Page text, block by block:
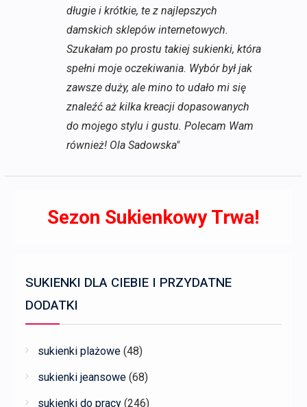
długie i krótkie, te z najlepszych
damskich sklepów internetowych.
Szukałam po prostu takiej sukienki, która
spełni moje oczekiwania. Wybór był jak
zawsze duży, ale mino to udało mi się
znaleźć aż kilka kreacji dopasowanych
do mojego stylu i gustu. Polecam Wam
również! Ola Sadowska"
Sezon Sukienkowy Trwa!
SUKIENKI DLA CIEBIE I PRZYDATNE
DODATKI
sukienki plażowe (48)
sukienki jeansowe (68)
sukienki do pracy (246)